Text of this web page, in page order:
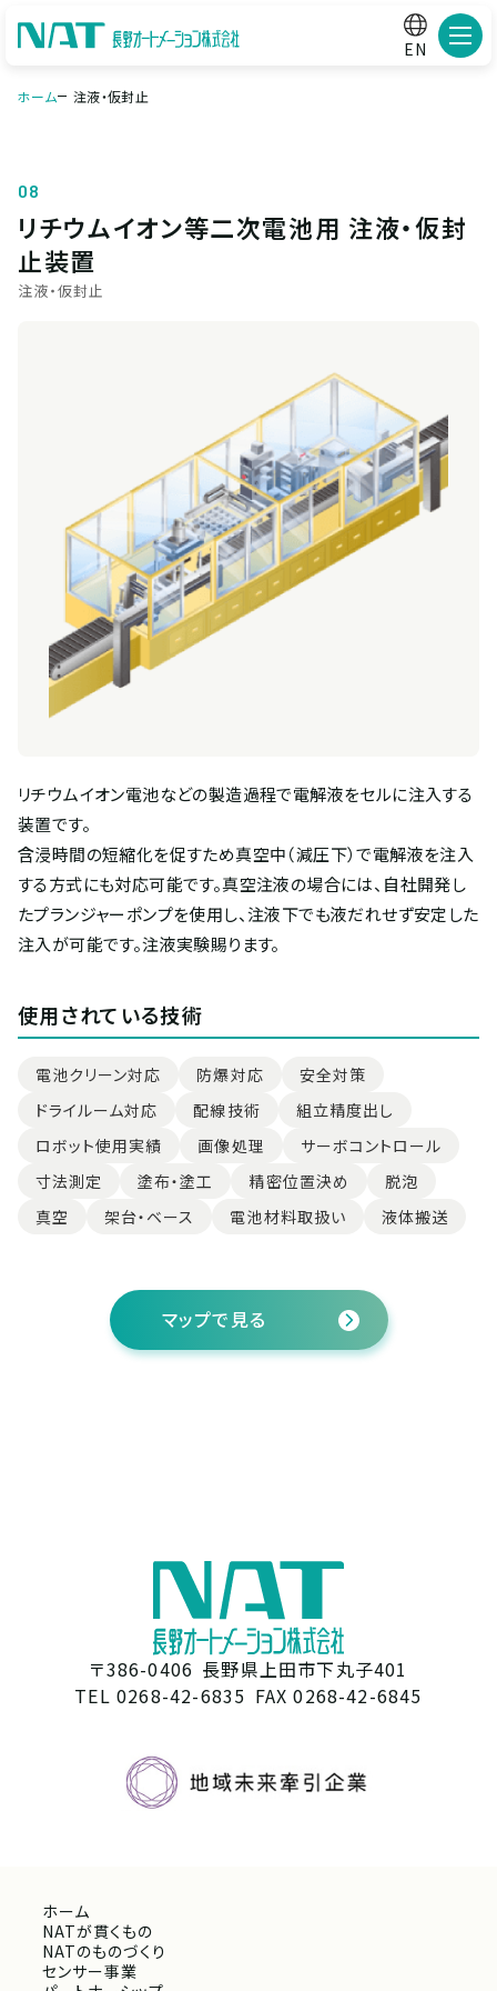
EN メニ
ホーム 注液・仮封止
08
リチウムイオン等二次電池用 注液・仮封
止装置
注液・仮封止
リチウムイオン電池などの製造過程で電解液をセルに注入する
装置です。
含浸時間の短縮化を促すため真空中（減圧下）で電解液を注入
する方式にも対応可能です。真空注液の場合には、自社開発し
たプランジャーポンプを使用し、注液下でも液だれせず安定した
注入が可能です。注液実験賜ります。
使用されている技術
電池クリーン対応 防爆対応
安全対策
ドライルーム対応
配線技術
組立精度出し
ロボット使用実績
画像処理
サーボコントロール
寸法測定
塗布・塗工 精密位置決め
脱泡
真空
架台・ベース 電池材料取扱い 液体搬送
マップで見る
〒386-0406 長野県上田市下丸子401
TEL 0268-42-6835 FAX 0268-42-6845
ホーム
NATが貫くもの
NATのものづくり
センサー事業